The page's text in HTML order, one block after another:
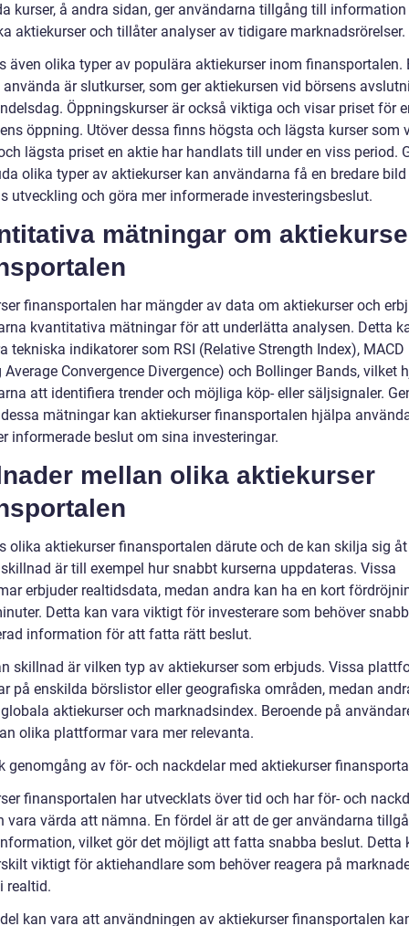
kurser, å andra sidan, ger användarna tillgång till
aktiekurser och tillåter analyser av tidigare marknadsrörelser.
även olika typer av populära aktiekurser inom finansportalen.
använda är slutkurser, som ger aktiekursen vid börsens
Öppningskurser är också viktiga och visar priset för
öppning. Utöver dessa finns högsta och lägsta kurser som
lägsta priset en aktie har handlats till under en viss period.
olika typer av aktiekurser kan användarna få en bredare
utveckling och göra mer informerade investeringsbeslut.
mätningar om
finansportalen har mängder av data om aktiekurser och
kvantitativa mätningar för att underlätta analysen. Detta
tekniska indikatorer som RSI (Relative Strength Index), MACD
Convergence Divergence) och Bollinger Bands, vilket
att identifiera trender och möjliga köp- eller säljsignaler.
mätningar kan aktiekurser finansportalen hjälpa
informerade beslut om sina investeringar.
mellan olika aktiekurser
olika aktiekurser finansportalen därute och de kan skilja sig
är till exempel hur snabbt kurserna uppdateras. Vissa
erbjuder realtidsdata, medan andra kan ha en kort
Detta kan vara viktigt för investerare som behöver
information för att fatta rätt beslut.
skillnad är vilken typ av aktiekurser som erbjuds. Vissa
på enskilda börslistor eller geografiska områden, medan
aktiekurser och marknadsindex. Beroende på
olika plattformar vara mer relevanta.
genomgång av för- och nackdelar med aktiekurser
finansportalen har utvecklats över tid och har för- och
vara värda att nämna. En fördel är att de ger användarna
vilket gör det möjligt att fatta snabba beslut. Detta
viktigt för aktiehandlare som behöver reagera på
realtid.
kan vara att användningen av aktiekurser finansportalen